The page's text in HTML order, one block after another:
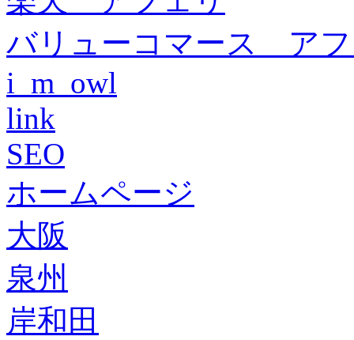
バリューコマース ア
i_m_owl
link
SEO
ホームページ
大阪
泉州
岸和田